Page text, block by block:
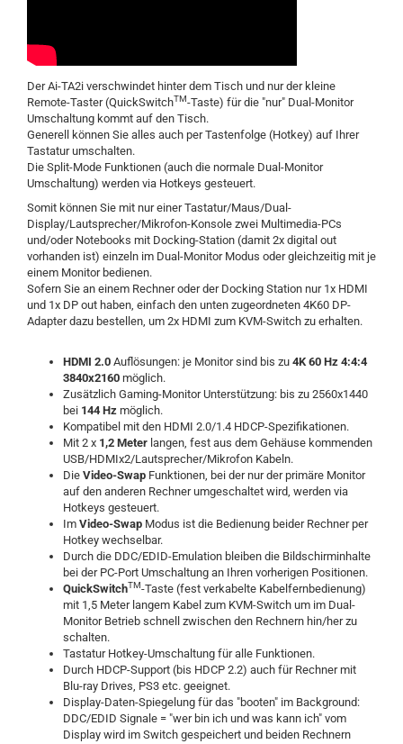
Der Ai-TA2i verschwindet hinter dem Tisch und nur der kleine
Remote-Taster (QuickSwitchTM-Taste) für die "nur" Dual-Monitor
Umschaltung kommt auf den Tisch.
Generell können Sie alles auch per Tastenfolge (Hotkey) auf Ihrer
Tastatur umschalten.
Die Split-Mode Funktionen (auch die normale Dual-Monitor
Umschaltung) werden via Hotkeys gesteuert.
Somit können Sie mit nur einer Tastatur/Maus/Dual-
Display/Lautsprecher/Mikrofon-Konsole zwei Multimedia-PCs
und/oder Notebooks mit Docking-Station (damit 2x digital out
vorhanden ist) einzeln im Dual-Monitor Modus oder gleichzeitig mit je
einem Monitor bedienen.
Sofern Sie an einem Rechner oder der Docking Station nur 1x HDMI
und 1x DP out haben, einfach den unten zugeordneten 4K60 DP-
Adapter dazu bestellen, um 2x HDMI zum KVM-Switch zu erhalten.
HDMI 2.0 Auflösungen: je Monitor sind bis zu 4K 60 Hz 4:4:4
3840x2160 möglich.
Zusätzlich Gaming-Monitor Unterstützung: bis zu 2560x1440
bei 144 Hz möglich.
Kompatibel mit den HDMI 2.0/1.4 HDCP-Spezifikationen.
Mit 2 x 1,2 Meter langen, fest aus dem Gehäuse kommenden
USB/HDMIx2/Lautsprecher/Mikrofon Kabeln.
Die Video-Swap Funktionen, bei der nur der primäre Monitor
auf den anderen Rechner umgeschaltet wird, werden via
Hotkeys gesteuert.
Im Video-Swap Modus ist die Bedienung beider Rechner per
Hotkey wechselbar.
Durch die DDC/EDID-Emulation bleiben die Bildschirminhalte
bei der PC-Port Umschaltung an Ihren vorherigen Positionen.
QuickSwitchTM-Taste (fest verkabelte Kabelfernbedienung)
mit 1,5 Meter langem Kabel zum KVM-Switch um im Dual-
Monitor Betrieb schnell zwischen den Rechnern hin/her zu
schalten.
Tastatur Hotkey-Umschaltung für alle Funktionen.
Durch HDCP-Support (bis HDCP 2.2) auch für Rechner mit
Blu-ray Drives, PS3 etc. geeignet.
Display-Daten-Spiegelung für das "booten" im Background:
DDC/EDID Signale = "wer bin ich und was kann ich" vom
Display wird im Switch gespeichert und beiden Rechnern